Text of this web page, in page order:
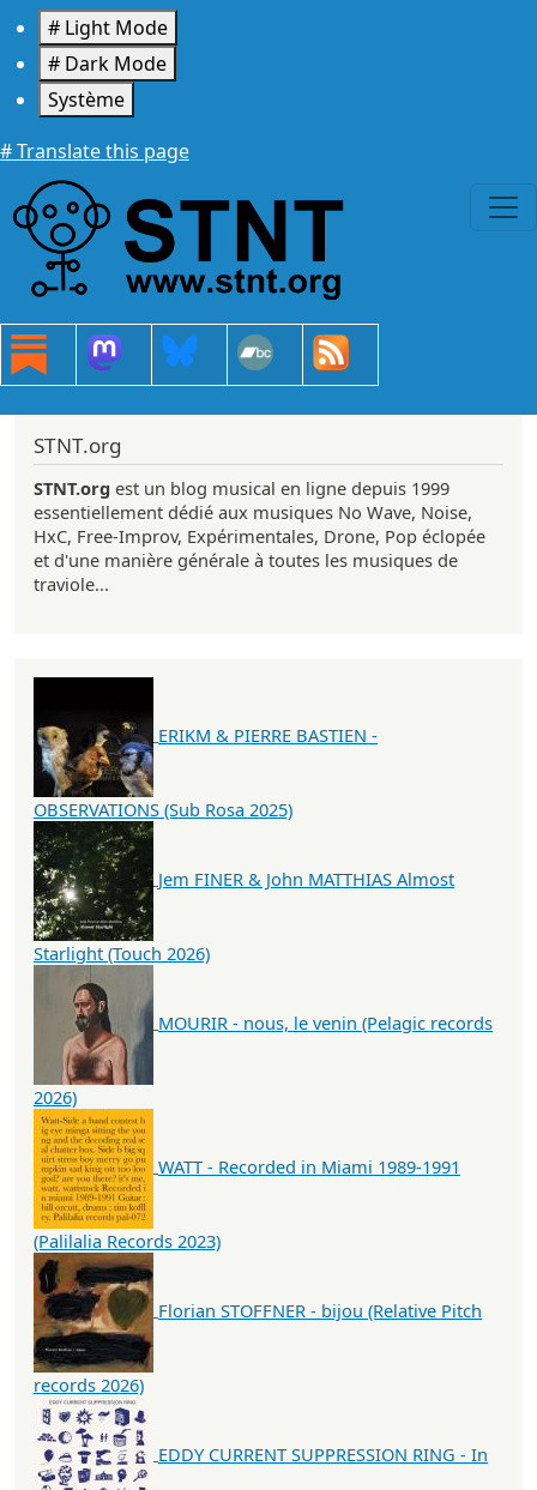
Aller au contenu principal
# Light Mode
# Dark Mode
Système
# Translate this page
STNT.org
STNT.org est un blog musical en ligne depuis 1999
essentiellement dédié aux musiques No Wave, Noise,
HxC, Free-Improv, Expérimentales, Drone, Pop éclopée
et d'une manière générale à toutes les musiques de
traviole...
ERIKM & PIERRE BASTIEN -
OBSERVATIONS (Sub Rosa 2025)
Jem FINER & John MATTHIAS Almost
Starlight (Touch 2026)
MOURIR - nous, le venin (Pelagic records
2026)
WATT - Recorded in Miami 1989-1991
(Palilalia Records 2023)
Florian STOFFNER - bijou (Relative Pitch
records 2026)
EDDY CURRENT SUPPRESSION RING - In